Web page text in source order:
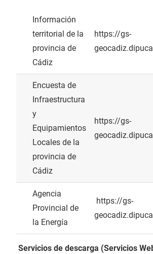
Información
territorial de la
provincia de
Cádiz
https://gs-
Encuesta de
Infraestructura
y
Equipamientos
Locales de la
provincia de
Cádiz
https://gs-
Agencia
Provincial de
la Energía
https://gs-
Servicios de descarga (Servicios